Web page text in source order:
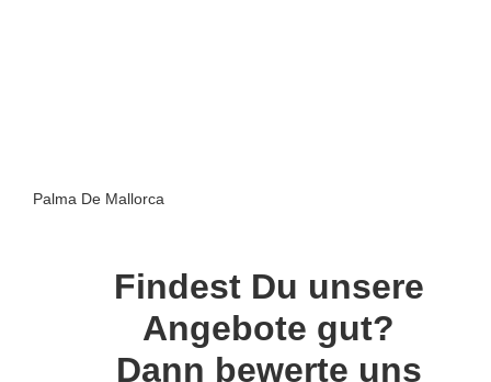
Palma De Mallorca
Findest Du unsere
Angebote gut?
Dann bewerte uns